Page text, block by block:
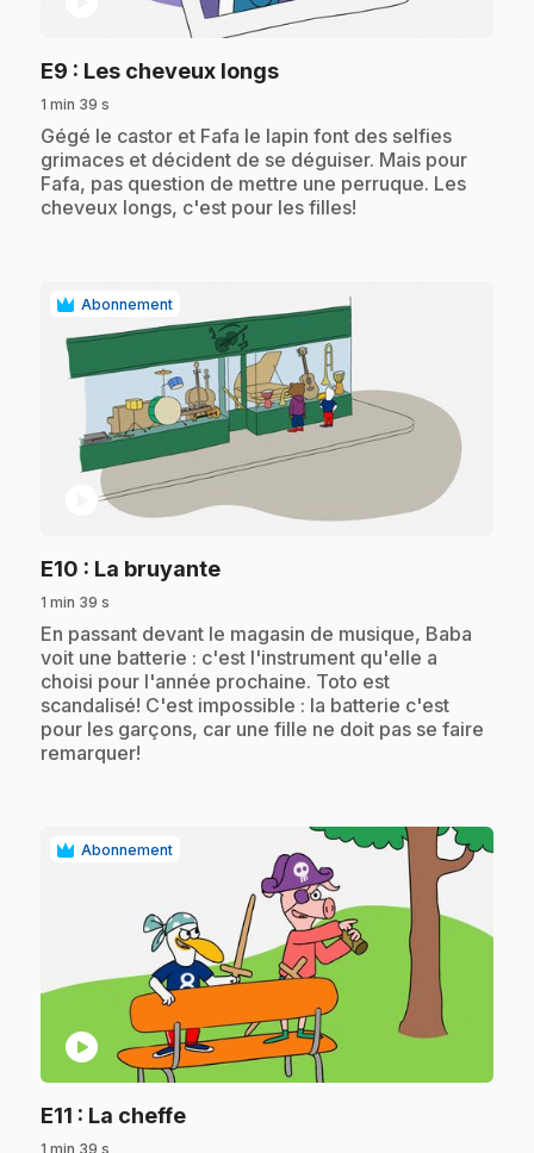
E9 : Les cheveux longs.
1 min 39 s
.Gégé le castor et Fafa le lapin font des selfies
grimaces et décident de se déguiser. Mais pour
Fafa, pas question de mettre une perruque. Les
cheveux longs, c'est pour les filles!
Abonnement
play_circle
E10 : La bruyante.
1 min 39 s
.En passant devant le magasin de musique, Baba
voit une batterie : c'est l'instrument qu'elle a
choisi pour l'année prochaine. Toto est
scandalisé! C'est impossible : la batterie c'est
pour les garçons, car une fille ne doit pas se faire
remarquer!
Abonnement
play_circle
E11 : La cheffe.
1 min 39 s